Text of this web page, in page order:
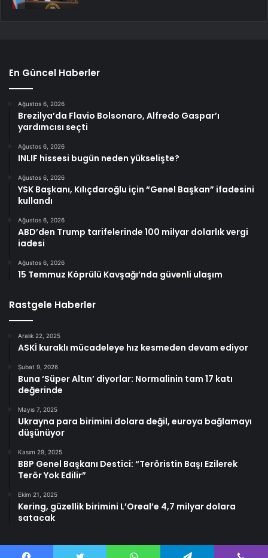
En Güncel Haberler
Ağustos 6, 2026
Brezilya’da Flavio Bolsonaro, Alfredo Gaspar’ı
yardımcısı seçti
Ağustos 6, 2026
INLIF hissesi bugün neden yükselişte?
Ağustos 6, 2026
YSK Başkanı, Kılıçdaroğlu için “Genel Başkan” ifadesini
kullandı
Ağustos 6, 2026
ABD’den Trump tarifelerinde 100 milyar dolarlık vergi
iadesi
Ağustos 6, 2026
15 Temmuz Köprülü Kavşağı’nda güvenli ulaşım
Rastgele Haberler
Aralık 22, 2025
ASKİ kuraklı mücadeleye hız kesmeden devam ediyor
Şubat 9, 2026
Buna ‘Süper Altın’ diyorlar: Normalinin tam 17 katı
değerinde
Mayıs 7, 2025
Ukrayna para birimini dolara değil, euroya bağlamayı
düşünüyor
Kasım 29, 2025
BBP Genel Başkanı Destici: “Teröristin Başı Ezilerek
Terör Yok Edilir”
Ekim 21, 2025
Kering, güzellik birimini L’Oreal’e 4,7 milyar dolara
satacak